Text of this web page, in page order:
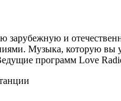
и
Музыка, которую вы
программ Love